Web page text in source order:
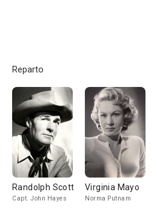
Reparto
Randolph Scott
Capt. John Hayes
Virginia Mayo
Norma Putnam